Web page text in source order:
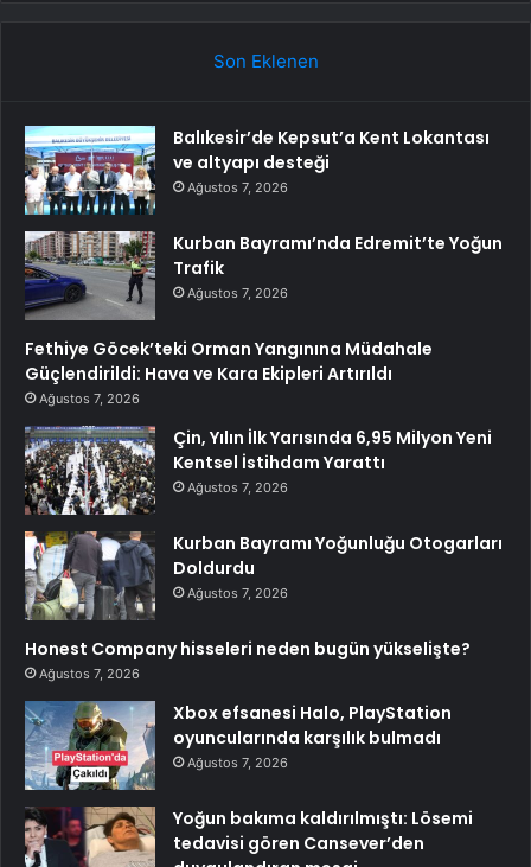
Son Eklenen
Balıkesir’de Kepsut’a Kent Lokantası
ve altyapı desteği
Ağustos 7, 2026
Kurban Bayramı’nda Edremit’te Yoğun
Trafik
Ağustos 7, 2026
Fethiye Göcek’teki Orman Yangınına Müdahale
Güçlendirildi: Hava ve Kara Ekipleri Artırıldı
Ağustos 7, 2026
Çin, Yılın İlk Yarısında 6,95 Milyon Yeni
Kentsel İstihdam Yarattı
Ağustos 7, 2026
Kurban Bayramı Yoğunluğu Otogarları
Doldurdu
Ağustos 7, 2026
Honest Company hisseleri neden bugün yükselişte?
Ağustos 7, 2026
Xbox efsanesi Halo, PlayStation
oyuncularında karşılık bulmadı
Ağustos 7, 2026
Yoğun bakıma kaldırılmıştı: Lösemi
tedavisi gören Cansever’den